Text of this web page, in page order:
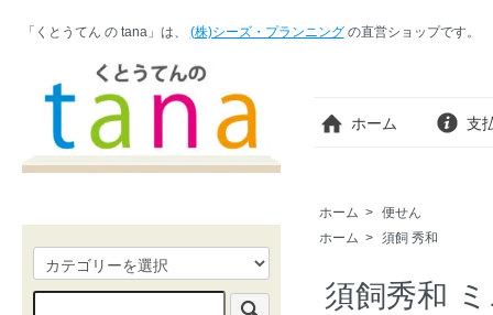
「くとうてん の tana」は、 (株)シーズ・プランニングの直営ショップです。
ホーム 支
ホーム > 便せん
ホーム > 須飼 秀和
須飼秀和